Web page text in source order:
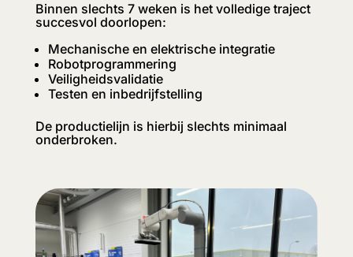
Binnen slechts 7 weken is het volledige traject
succesvol doorlopen:
Mechanische en elektrische integratie
Robotprogrammering
Veiligheidsvalidatie
Testen en inbedrijfstelling
De productielijn is hierbij slechts minimaal
onderbroken.